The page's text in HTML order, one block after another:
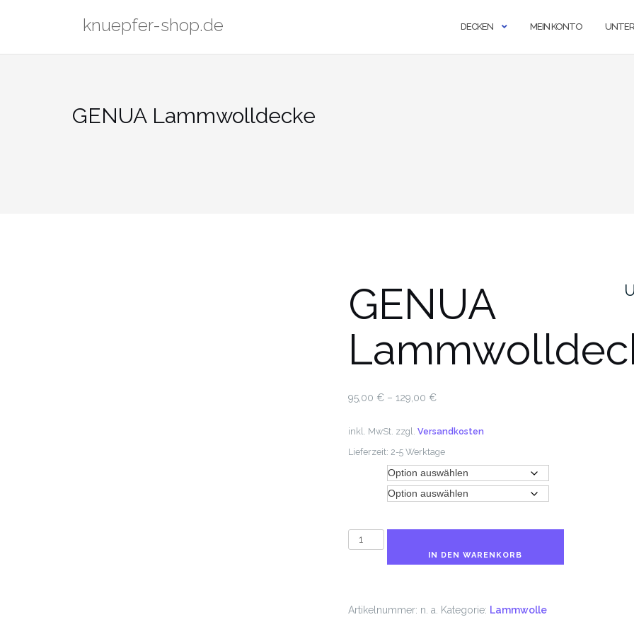
knuepfer-shop.de DECKEN MEIN KONTO
GENUA Lammwolldecke
GENUA
95,00 € – 129,00 €
inkl. MwSt. zzgl. Versandkosten
Lieferzeit: 2-5 Werktage
GENUA
LammwolldeckeIN DEN WARENKORB
Artikelnummer: n. a. Kategorie: Lammwolle